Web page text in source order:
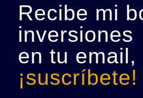
Recibe mi
inversiones
en tu email,
¡suscríbete!